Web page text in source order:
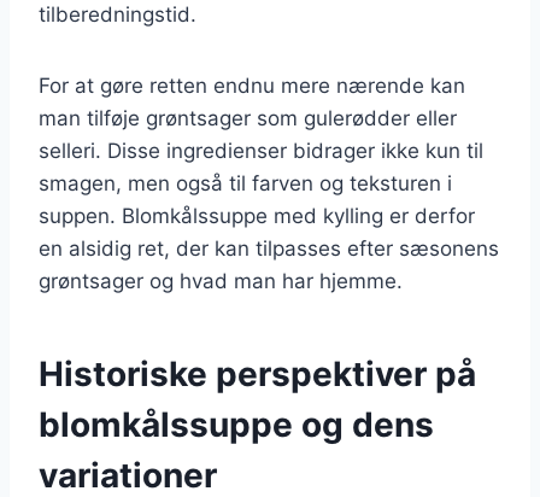
tilberedningstid.
For at gøre retten endnu mere nærende kan
man tilføje grøntsager som gulerødder eller
selleri. Disse ingredienser bidrager ikke kun til
smagen, men også til farven og teksturen i
suppen. Blomkålssuppe med kylling er derfor
en alsidig ret, der kan tilpasses efter sæsonens
grøntsager og hvad man har hjemme.
Historiske perspektiver på
blomkålssuppe og dens
variationer